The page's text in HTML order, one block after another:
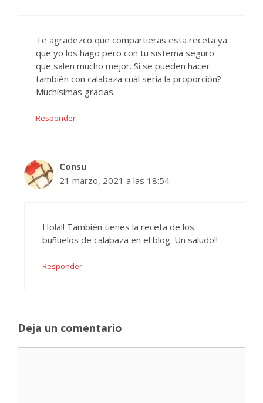
Te agradezco que compartieras esta receta ya
que yo los hago pero con tu sistema seguro
que salen mucho mejor. Si se pueden hacer
también con calabaza cuál sería la proporción?
Muchísimas gracias.
Responder
Consu
21 marzo, 2021 a las 18:54
Hola!! También tienes la receta de los
buñuelos de calabaza en el blog. Un saludo!!
Responder
Deja un comentario